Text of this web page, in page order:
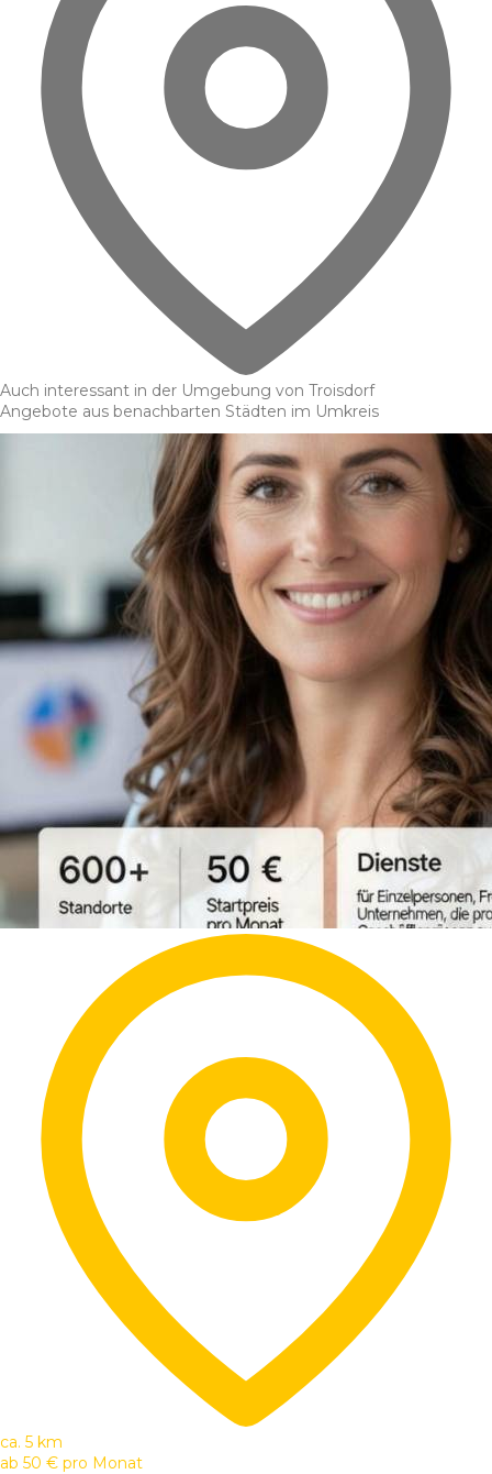
Auch interessant in der Umgebung von Troisdorf
Angebote aus benachbarten Städten im Umkreis
ca. 5 km
ab 50 € pro Monat